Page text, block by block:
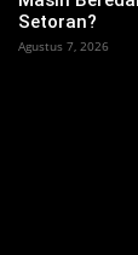
Setoran?
Agustus 7, 2026